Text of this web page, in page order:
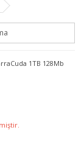
1TB 128Mb